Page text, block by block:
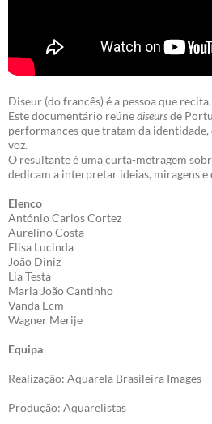
Diseur (do francês) é a pessoa que
Este documentário reúnediseursde
performances que tratam da identidade,
voz.
O resultante é uma curta-metragem
dedicam a interpretar ideias, miragens e
Elenco
António Carlos Cortez
Aurelino Costa
Elisa Lucinda
João Diniz
Lia Testa
Maria João Cantinho
Vanda Ecm
Wagner Merije
Equipa
Realização: Aquarela Brasileira Images
Produção: Aquarelistas